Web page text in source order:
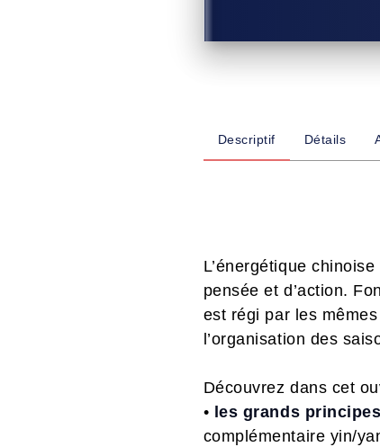
Descriptif Détails
L’énergétique
pensée et d’action.
est régi par les
l’organisation des
Découvrez dans cet
• les grands
complémentaire yin/